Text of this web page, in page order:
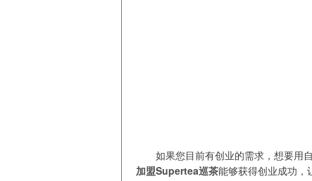
如果您目前有创业的需求，想要用
加盟Supertea巡茶能够获得创业成功，